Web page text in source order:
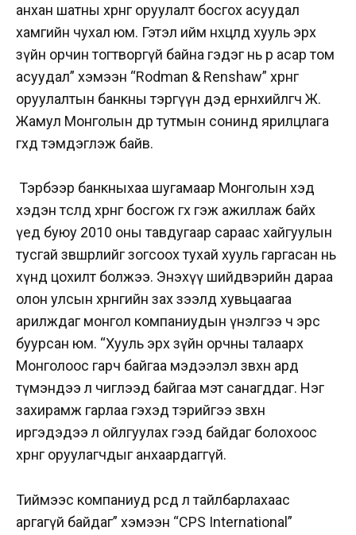
анхан шатны хөрөнгө оруулалт босгох асуудал
хамгийн чухал юм. Гэтэл ийм нөхцөлд хууль эрх
зүйн орчин тогтворгүй байна гэдэг нь өөрөө асар том
асуудал” хэмээн “Rodman & Renshaw” хөрөнгө
оруулалтын банкны тэргүүн дэд ерөнхийлөгч Ж.
Жамул Монголын өдөр тутмын сонинд ярилцлага
өгөхдөө тэмдэглэж байв.
Тэрбээр банкныхаа шугамаар Монголын хэд
хэдэн төсөлд хөрөнгө босгож өгөх гэж ажиллаж байх
үед буюу 2010 оны тавдугаар сараас хайгуулын
тусгай зөвшөөрлийг зогсоох тухай хууль гаргасан нь
хүнд цохилт болжээ. Энэхүү шийдвэрийн дараа
олон улсын хөрөнгийн зах зээлд хувьцаагаа
арилждаг монгол компаниудын үнэлгээ ч эрс
буурсан юм. “Хууль эрх зүйн орчны талаарх
Монголоос гарч байгаа мэдээлэл зөвхөн ард
түмэндээ л чиглээд байгаа мэт санагддаг. Нэг
захирамж гарлаа гэхэд тэрийгээ зөвхөн
иргэдэдээ л ойлгуулах гээд байдаг болохоос
хөрөнгө оруулагчдыг анхаардаггүй.
Тиймээс компаниуд өөрсдөө л тайлбарлахаас
аргагүй байдаг” хэмээн “CPS International”